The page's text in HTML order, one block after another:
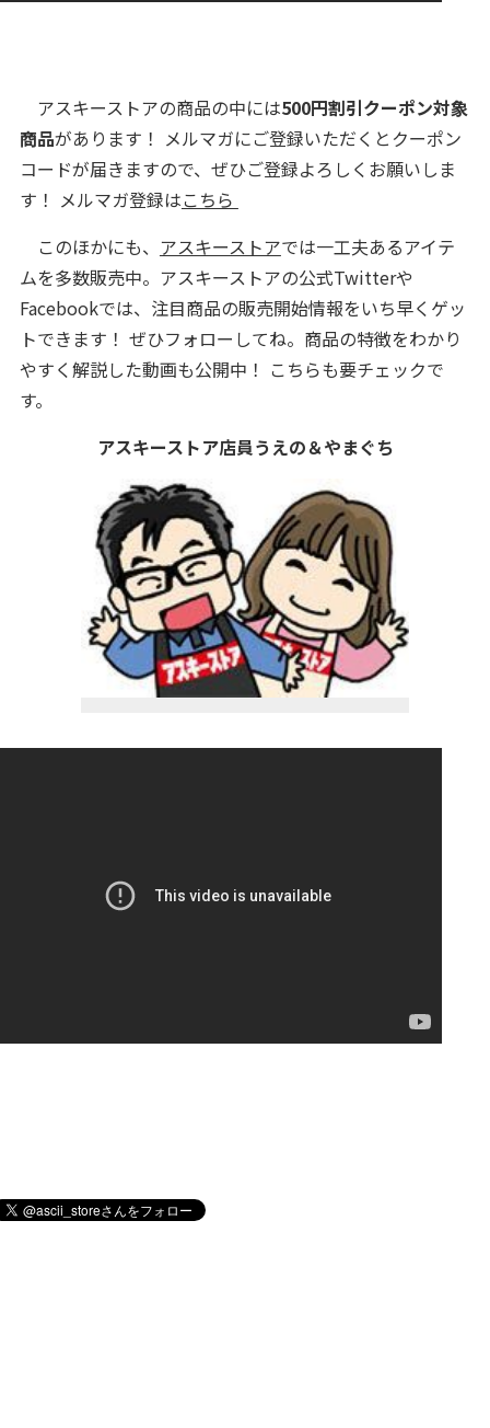
アスキーストアの商品の中には500円割引クーポン対象
商品があります！ メルマガにご登録いただくとクーポン
コードが届きますので、ぜひご登録よろしくお願いしま
す！ メルマガ登録はこちら
このほかにも、 アスキーストアでは一工夫あるアイテ
ムを多数販売中。アスキーストアの公式Twitterや
Facebookでは、注目商品の販売開始情報をいち早くゲッ
トできます！ ぜひフォローしてね。商品の特徴をわかり
やすく解説した動画も公開中！ こちらも要チェックで
す。
アスキーストア店員うえの＆やまぐち